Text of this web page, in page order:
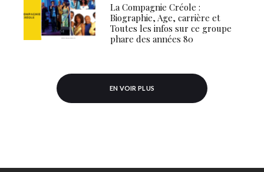
La Compagnie Créole :
Biographie, Age, carrière et
Toutes les infos sur ce groupe
phare des années 80
EN VOIR PLUS